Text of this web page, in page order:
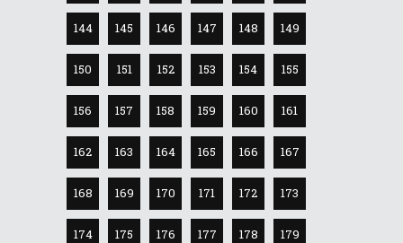
144 145 146 147 148 149
150 151 152 153 154 155
156 157 158 159 160 161
162 163 164 165 166 167
168 169 170 171 172 173
174 175 176 177 178 179